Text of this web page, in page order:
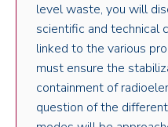
level waste, you will
scientific and technical
linked to the various
must ensure the
containment of
question of the